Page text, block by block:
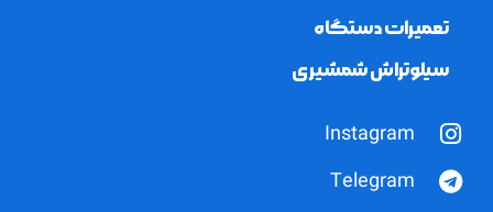
تعمیرات دستگاه
سیلوتراش شمشیری
Instagram
Telegram